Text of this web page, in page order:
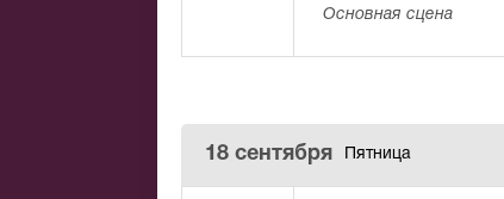
Основная сцена
18 сентября Пятница